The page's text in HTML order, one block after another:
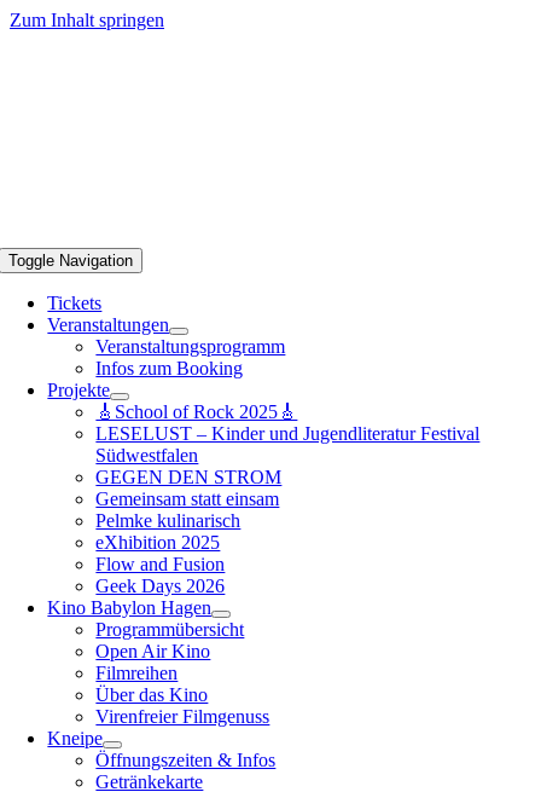
Zum Inhalt springen
Toggle Navigation
Tickets
Veranstaltungen
Veranstaltungsprogramm
Infos zum Booking
Projekte
🎸School of Rock 2025🎸
LESELUST – Kinder und Jugendliteratur Festival
Südwestfalen
GEGEN DEN STROM
Gemeinsam statt einsam
Pelmke kulinarisch
eXhibition 2025
Flow and Fusion
Geek Days 2026
Kino Babylon Hagen
Programmübersicht
Open Air Kino
Filmreihen
Über das Kino
Virenfreier Filmgenuss
Kneipe
Öffnungszeiten & Infos
Getränkekarte